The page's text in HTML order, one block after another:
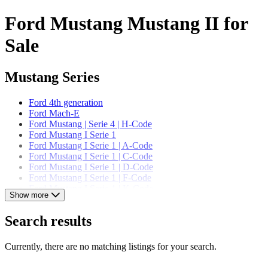
Ford Mustang Mustang II for
Sale
Mustang Series
Ford 4th generation
Ford Mach-E
Ford Mustang | Serie 4 | H-Code
Ford Mustang I Serie 1
Ford Mustang I Serie 1 | A-Code
Ford Mustang I Serie 1 | C-Code
Ford Mustang I Serie 1 | D-Code
Ford Mustang I Serie 1 | F-Code
Ford Mustang I Serie 1 | K-Code
Ford Mustang I Serie 1 | T-Code
Ford Mustang I Serie 2
Ford Mustang I Serie 2 | C-Code
Ford Mustang I Serie 2 | J-Code
Show more
Search results
Currently, there are no matching listings for your search.